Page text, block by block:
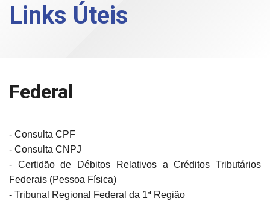
Links Úteis
Federal
- Consulta CPF
- Consulta CNPJ
- Certidão de Débitos Relativos a Créditos Tributários
Federais (Pessoa Física)
- Tribunal Regional Federal da 1ª Região